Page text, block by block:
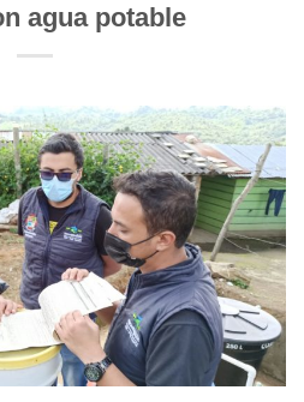
agua potable